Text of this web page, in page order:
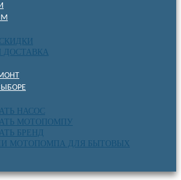
ДОСТАВКА
НАСОС
МОТОПОМПУ
БРЕНД
МОТОПОМПА ДЛЯ БЫТОВЫХ